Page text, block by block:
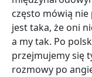
często mówią
jest taka, że oni
a my tak. Po
przejmujemy się
rozmowy po